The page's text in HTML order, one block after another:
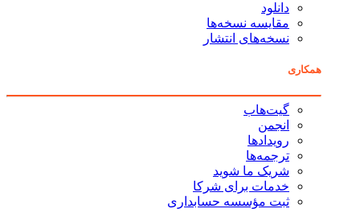
دانلود
مقایسه نسخه‌ها
نسخه‌های انتشار
همکاری
گیت‌هاب
انجمن
رویدادها
ترجمه‌ها
شریک ما شوید
خدمات برای شرکا
ثبت مؤسسه حسابداری